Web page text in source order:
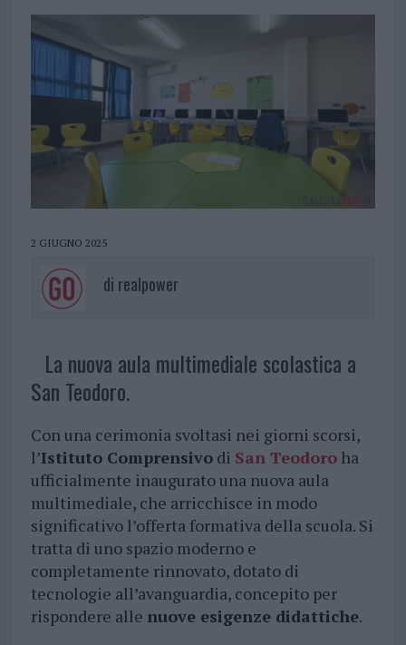
2 GIUGNO 2025
di realpower
La nuova aula multimediale scolastica a
San Teodoro.
Con una cerimonia svoltasi nei giorni scorsi,
l’Istituto Comprensivodi San Teodoroha
ufficialmente inaugurato una nuova aula
multimediale, che arricchisce in modo
significativo l’offerta formativa della scuola. Si
tratta di uno spazio moderno e
completamente rinnovato, dotato di
tecnologie all’avanguardia, concepito per
rispondere alle nuove esigenze didattiche.